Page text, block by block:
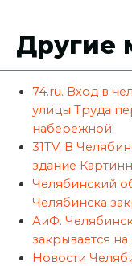
Другие
74.ru. Вход в
улицы Труда
набережной
31TV. В
здание
Челябинский
Челябинска
АиФ.
закрывается
Новости